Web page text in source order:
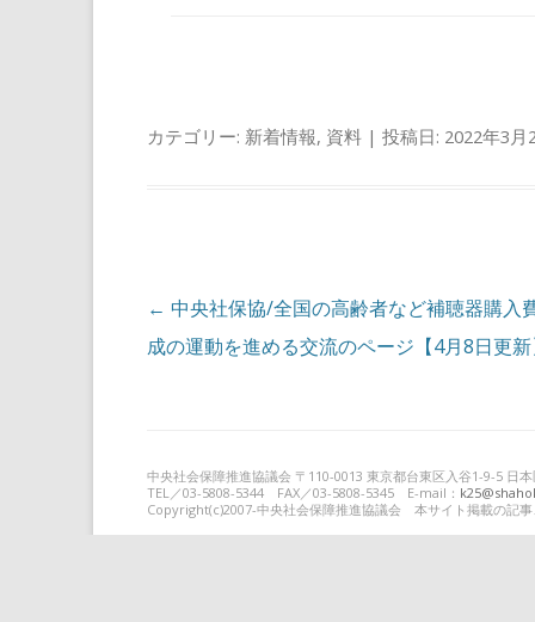
カテゴリー: 新着情報, 資料 | 投稿日: 2022年3月
投稿ナビゲーション
← 中央社保協/全国の高齢者など補聴器購入
成の運動を進める交流のページ【4月8日更
中央社会保障推進協議会 〒110-0013 東京都台東区入谷1-9-5
TEL／03-5808-5344 FAX／03-5808-5345 E-mail：
Copyright(c)2007-中央社会保障推進協議会 本サイト掲載の記